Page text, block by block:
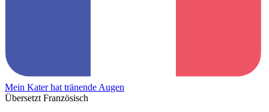
Mein Kater hat tränende Augen
Übersetzt Französisch